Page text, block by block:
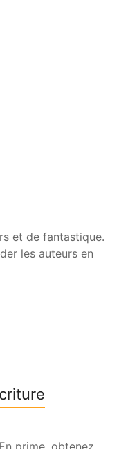
et de fantastique.
les auteurs en